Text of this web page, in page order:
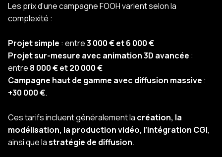
Les prix d’une campagne FOOH varient selon la
complexité :
Projet simple : entre3 000 € et 6 000 €
Projet sur-mesure avec animation 3D avancée :
entre 8 000 € et 20 000 €
Campagne haut de gamme avec diffusion massive :
+30 000 €.
Ces tarifs incluent généralement la création, la
modélisation, la production vidéo, l’intégration CGI,
ainsi que lastratégie de diffusion.